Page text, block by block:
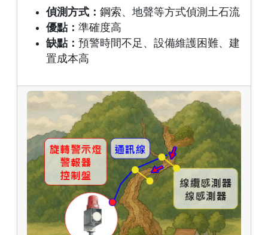
偵測方式： 鋼索、地聲等方式偵測土石流
優點： 準確度高
缺點： 預警時間不足、設備維護困難、建
置成本高